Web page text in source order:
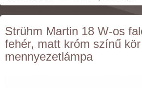
Strühm Martin 18 W-os
fehér, matt króm színű
mennyezetlámpa